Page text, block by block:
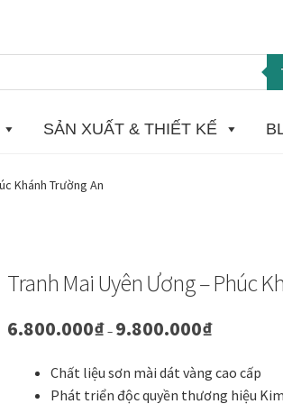
SẢN XUẤT & THIẾT KẾ
Câu hỏi thường gặp khi mua tranh tại Mia
Nhận vẽ tranh theo yêu cầu Phương thức
test Test home page 260225TẾT 2025
hoa sen treo phòng thờTranh mừng thọ
Khánh Trường An
Tranh Mai Uyên Ương – Phúc
6.800.000₫– 9.800.000₫Khoảng
giá:
6.800.000₫
đến
Chất liệu sơn mài dát vàng cao cấp
Phát triển độc quyền thương hiệu